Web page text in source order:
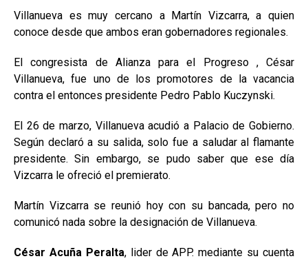
Villanueva es muy cercano a Martín Vizcarra, a quien
conoce desde que ambos eran gobernadores regionales.
El congresista de Alianza para el Progreso , César
Villanueva, fue uno de los promotores de la vacancia
contra el entonces presidente Pedro Pablo Kuczynski.
El 26 de marzo, Villanueva acudió a Palacio de Gobierno.
Según declaró a su salida, solo fue a saludar al flamante
presidente. Sin embargo, se pudo saber que ese día
Vizcarra le ofreció el premierato.
Martín Vizcarra se reunió hoy con su bancada, pero no
comunicó nada sobre la designación de Villanueva.
César Acuña Peralta, lider de APP. mediante su cuenta